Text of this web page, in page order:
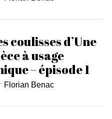
coulisses d’Une
à usage
– épisode 1
Florian Benac